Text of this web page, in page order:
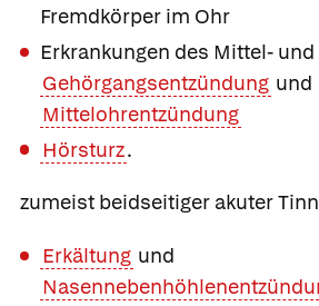
Fremdkörper im Ohr
Erkrankungen des Mittel-
Gehörgangsentzündung und
Mittelohrentzündung
Hörsturz.
zumeist beidseitiger akuter
Erkältung und